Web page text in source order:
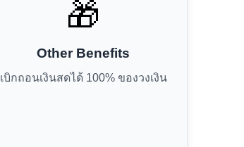
🎁
Other Benefits
เบิกถอนเงินสดได้ 100% ของวงเงิน